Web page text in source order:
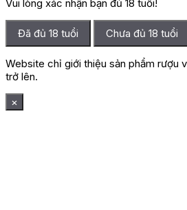
Vui lòng xác nhận bạn đủ 18 tuổi!
Đã đủ 18 tuổi Chưa đủ 18 tuổi
Website chỉ giới thiệu sản phẩm rượu
trở lên.
×